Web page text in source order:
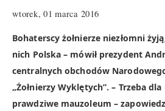
wtorek, 01 marca 2016
Bohaterscy żołnierze niezłomni
nich Polska – mówił prezydent
centralnych obchodów
„Żołnierzy Wyklętych”. – Trzeba
prawdziwe mauzoleum –